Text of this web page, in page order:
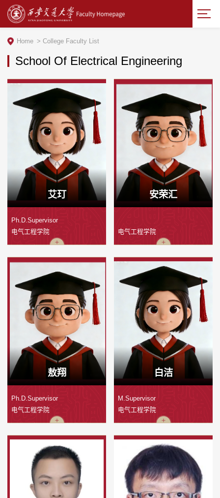
School Of Electrical Engineering
Home > College Faculty List
艾玎
Ph.D.Supervisor
电气工程学院
安荣汇
电气工程学院
敖翔
Ph.D.Supervisor
电气工程学院
白洁
M.Supervisor
电气工程学院